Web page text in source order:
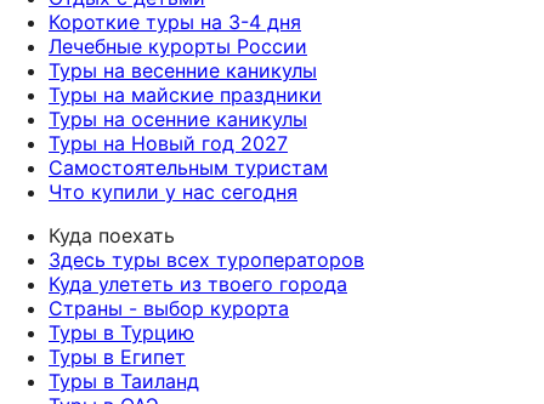
Короткие туры на 3-4 дня
Лечебные курорты России
Туры на весенние каникулы
Туры на майские праздники
Туры на осенние каникулы
Туры на Новый год 2027
Самостоятельным туристам
Что купили у нас сегодня
Куда поехать
Здесь туры всех туроператоров
Куда улететь из твоего города
Страны - выбор курорта
Туры в Турцию
Туры в Египет
Туры в Таиланд